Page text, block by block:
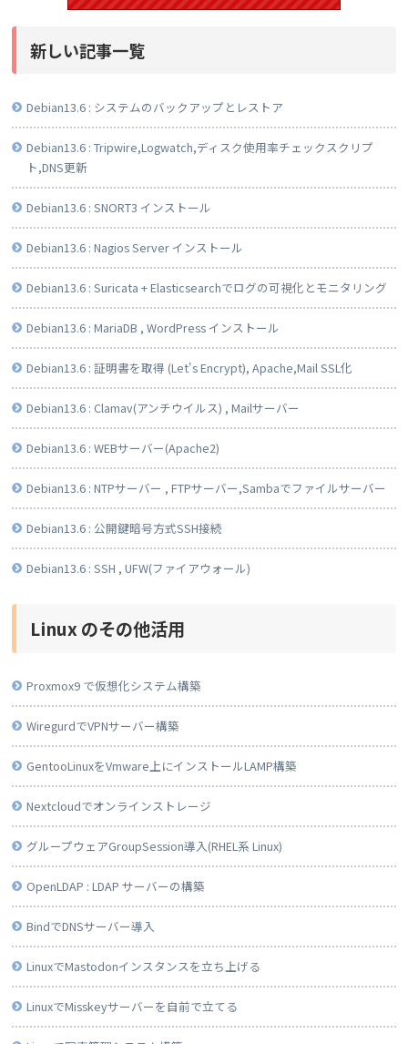
新しい記事一覧
Debian13.6 : システムのバックアップとレストア
Debian13.6 : Tripwire,Logwatch,ディスク使用率チェックスクリプ
ト,DNS更新
Debian13.6 : SNORT3 インストール
Debian13.6 : Nagios Server インストール
Debian13.6 : Suricata + Elasticsearchでログの可視化とモニタリング
Debian13.6 : MariaDB , WordPress インストール
Debian13.6 : 証明書を取得 (Let's Encrypt), Apache,Mail SSL化
Debian13.6 : Clamav(アンチウイルス) , Mailサーバー
Debian13.6 : WEBサーバー(Apache2)
Debian13.6 : NTPサーバー , FTPサーバー,Sambaでファイルサーバー
Debian13.6 : 公開鍵暗号方式SSH接続
Debian13.6 : SSH , UFW(ファイアウォール)
Linux のその他活用
Proxmox9 で仮想化システム構築
WiregurdでVPNサーバー構築
GentooLinuxをVmware上にインストールLAMP構築
Nextcloudでオンラインストレージ
グループウェアGroupSession導入(RHEL系 Linux)
OpenLDAP : LDAP サーバーの構築
BindでDNSサーバー導入
LinuxでMastodonインスタンスを立ち上げる
LinuxでMisskeyサーバーを自前で立てる